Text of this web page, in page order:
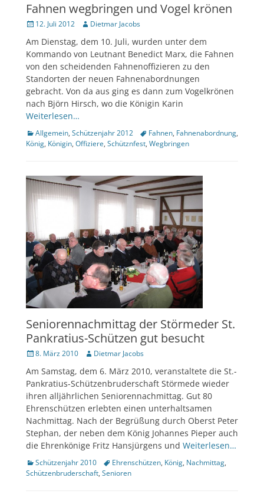
Fahnen wegbringen und Vogel krönen
Veröffentlicht
12. Juli 2012 Author
Dietmar Jacobs
Am Dienstag, dem 10. Juli, wurden unter dem
Kommando von Leutnant Benedict Marx, die Fahnen
von den scheidenden Fahnenoffizieren zu den
Standorten der neuen Fahnenabordnungen
gebracht. Von da aus ging es dann zum Vogelkrönen
nach Björn Hirsch, wo die Königin Karin
Weiterlesen…
Kategorien
Allgemein, Schützenjahr 2012 TagsFahnen, Fahnenabordnung,
König, Königin, Offiziere, Schütznfest, Wegbringen
Seniorennachmittag der Störmeder St.
Pankratius-Schützen gut besucht
Veröffentlicht
8. März 2010 Author
Dietmar Jacobs
Am Samstag, dem 6. März 2010, veranstaltete die St.-
Pankratius-Schützenbruderschaft Störmede wieder
ihren alljährlichen Seniorennachmittag. Gut 80
Ehrenschützen erlebten einen unterhaltsamen
Nachmittag. Nach der Begrüßung durch Oberst Peter
Stephan, der neben dem König Johannes Pieper auch
die Ehrenkönige Fritz Hansjürgens und Weiterlesen…
Kategorien
Schützenjahr 2010 TagsEhrenschützen, König, Nachmittag,
Schützenbruderschaft, Senioren